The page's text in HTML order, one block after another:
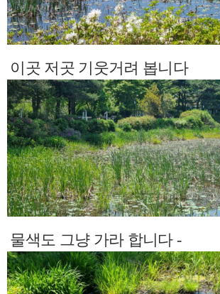
이곳 저곳 기웃거려 봅니다
물색도 그냥 가라 합니다 -